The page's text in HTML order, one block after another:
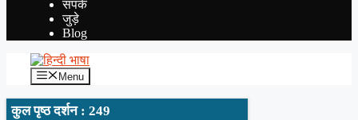
संपर्क
जुड़े
Blog
Menu
कुल पृष्ठ दर्शन : 249